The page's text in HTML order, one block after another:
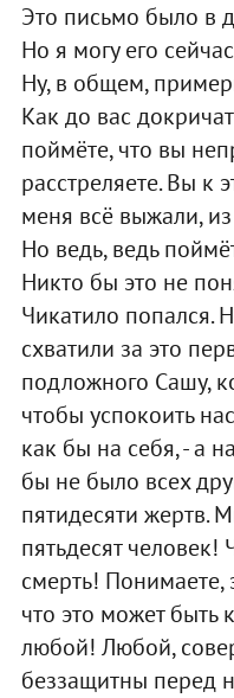
Это письмо было в
Но я могу его
Ну, в общем,
Как до вас
поймёте, что вы
расстреляете. Вы к
меня всё выжали,
Но ведь, ведь
Никто бы это не
Чикатило попался.
схватили за это
подложного Сашу,
чтобы успокоить
как бы на себя, - а
бы не было всех
пятидесяти жертв.
пятьдесят человек!
смерть!
что это может быть
любой! Любой,
беззащитны перед